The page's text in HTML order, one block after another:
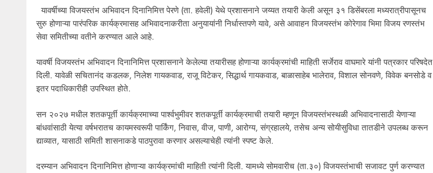
यावर्षीच्या विजयस्तंभ अभिवादन दिनानिमित्त पेरणे (ता. हवेली) येथे प्रशासनाने जय्यत तयारी केली असून ३१ डिसेंबरला मध्यरात्रीपासूनच
सुरु होणाऱ्या पारंपरिक कार्यक्रमासह अभिवादनाकरीता अनुयायांनी निर्धास्तपणे यावे, असे आवाहन विजयस्तंभ कोरेगाव भिमा विजय रणस्तंभ
सेवा समितीच्या वतीने करण्यात आले आहे.
यावर्षी विजयस्तंभ अभिवादन दिनानिमित्त प्रशासनाने केलेल्या तयारीसह होणाऱ्या कार्यक्रमांची माहिती सर्जेराव वाघमारे यांनी पत्रकार परिषदेत
दिली. यावेळी सचितानंद कडलक, निलेश गायकवाड, राजू विटेकर, सिद्धार्थ गायकवाड, बाळासाहेब भालेराव, विशाल सोनवणे, विवेक बनसोडे व
इतर पदाधिकारीही उपस्थित होते.
सन २०२७ मधील शतकपूर्ती कार्यक्रमाच्या पार्श्वभुमीवर शतकपूर्ती कार्यक्रमाची तयारी म्हणून विजयस्तंभस्थळी अभिवादनासाठी येणाऱ्या
बांधवांसाठी येत्या वर्षभरातच कायमस्वरूपी पार्किंग, निवास, वीज, पाणी, आरोग्य, संग्रहालये, तसेच अन्य सोयीसुविधा तातडीने उपलब्ध करून
द्याव्यात, यासाठी समिती शासनाकडे पाठपुरावा करणार असल्याचेही त्यांनी स्पष्ट केले.
दरम्यान अभिवादन दिनानिमित्त होणाऱ्या कार्यक्रमांची माहिती त्यांनी दिली. यामध्ये सोमवारीच (ता.३०) विजयस्तंभाची सजावट पुर्ण करण्यात